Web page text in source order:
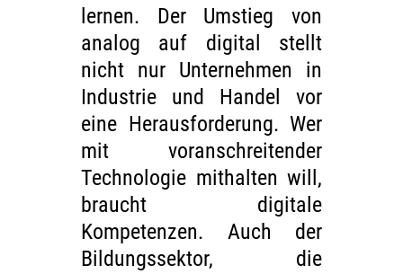
lernen. Der Umstieg von
analog auf digital stellt
nicht nur Unternehmen in
Industrie und Handel vor
eine Herausforderung. Wer
mit voranschreitender
Technologie mithalten will,
braucht digitale
Kompetenzen. Auch der
Bildungssektor, die